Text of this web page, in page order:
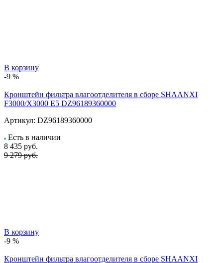
В корзину
-9 %
Кронштейн фильтра влагоотделителя в сборе SHAANXI
F3000/X3000 E5 DZ96189360000
Артикул: DZ96189360000
Есть в наличии
8 435 руб.
9 279 руб.
В корзину
-9 %
Кронштейн фильтра влагоотделителя в сборе SHAANXI